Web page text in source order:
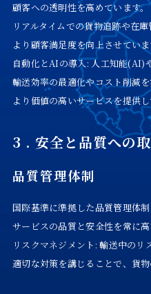
顧客への透明性を高めています。
リアルタイムでの貨物追跡や在
より顧客満足度を向上させていま
自動化とAIの導入: 人工知能(AI)
輸送効率の最適化やコスト削減
より価値の高いサービスを提供
3 . 安全と品質への
品質管理体制
国際基準に準拠した品質管理体
サービスの品質と安全性を常に高
リスクマネジメント: 輸送中のリ
適切な対策を講じることで、貨物